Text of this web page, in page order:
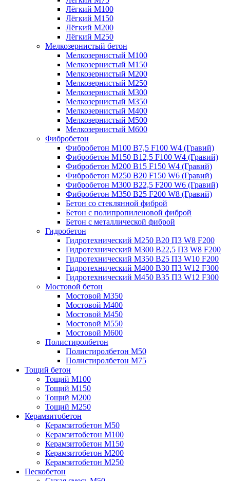
Лёгкий М100
Лёгкий М150
Лёгкий М200
Лёгкий М250
Мелкозернистый бетон
Мелкозернистый М100
Мелкозернистый М150
Мелкозернистый М200
Мелкозернистый М250
Мелкозернистый М300
Мелкозернистый М350
Мелкозернистый М400
Мелкозернистый М500
Мелкозернистый М600
Фибробетон
Фибробетон М100 B7,5 F100 W4 (Гравий)
Фибробетон М150 B12,5 F100 W4 (Гравий)
Фибробетон М200 B15 F150 W4 (Гравий)
Фибробетон М250 B20 F150 W6 (Гравий)
Фибробетон М300 B22,5 F200 W6 (Гравий)
Фибробетон М350 B25 F200 W8 (Гравий)
Бетон со стеклянной фиброй
Бетон с полипропиленовой фиброй
Бетон с металлической фиброй
Гидробетон
Гидротехнический М250 B20 П3 W8 F200
Гидротехнический М300 B22,5 П3 W8 F200
Гидротехнический М350 B25 П3 W10 F200
Гидротехнический М400 B30 П3 W12 F300
Гидротехнический М450 B35 П3 W12 F300
Мостовой бетон
Мостовой М350
Мостовой М400
Мостовой М450
Мостовой М550
Мостовой М600
Полистиролбетон
Полистиролбетон М50
Полистиролбетон М75
Тощий бетон
Тощий М100
Тощий М150
Тощий М200
Тощий М250
Керамзитобетон
Керамзитобетон М50
Керамзитобетон М100
Керамзитобетон М150
Керамзитобетон М200
Керамзитобетон М250
Пескобетон